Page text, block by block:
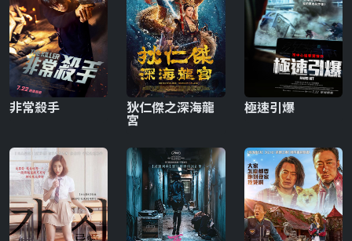
非常殺手 狄仁傑之深海龍
宮
極速引爆